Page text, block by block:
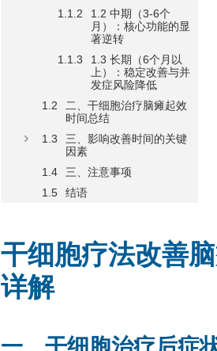
1.2 中期（3-6个
月）：核心功能的显
著逆转
1.3 长期（6个月以
上）：稳定改善与并
发症风险降低
二、干细胞治疗脑瘫起效
时间总结
三、影响改善时间的关键
因素
三、注意事项
结语
干细胞疗法改善
详解